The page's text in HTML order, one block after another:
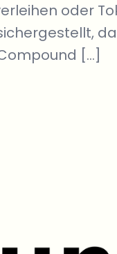
oder
[…]